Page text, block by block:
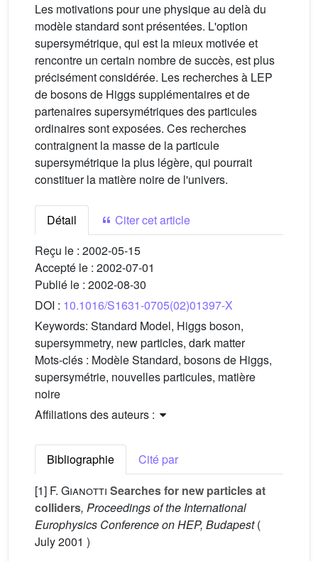
Les motivations pour une physique au delà du
modèle standard sont présentées. L'option
supersymétrique, qui est la mieux motivée et
rencontre un certain nombre de succès, est plus
précisément considérée. Les recherches à LEP
de bosons de Higgs supplémentaires et de
partenaires supersymétriques des particules
ordinaires sont exposées. Ces recherches
contraignent la masse de la particule
supersymétrique la plus légère, qui pourrait
constituer la matière noire de l'univers.
Détail
Citer cet article
Reçu le : 2002-05-15
Accepté le : 2002-07-01
Publié le : 2002-08-30
DOI : 10.1016/S1631-0705(02)01397-X
Keywords: Standard Model, Higgs boson,
supersymmetry, new particles, dark matter
Mots-clés : Modèle Standard, bosons de Higgs,
supersymétrie, nouvelles particules, matière
noire
Affiliations des auteurs :
Bibliographie
Cité par
[1] F. Gianotti Searches for new particles at
colliders, Proceedings of the International
Europhysics Conference on HEP, Budapest(
July 2001 )